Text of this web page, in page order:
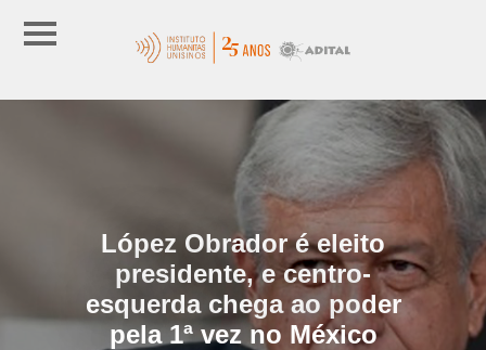
López Obrador é eleito
presidente, e centro-
esquerda chega ao poder
pela 1ª vez no México